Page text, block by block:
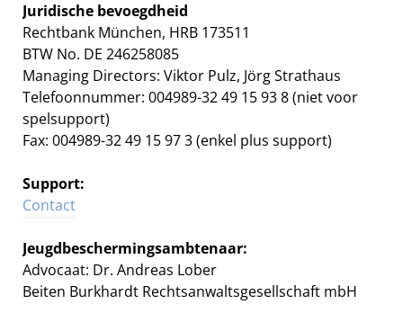
Juridische bevoegdheid
Rechtbank München, HRB 173511
BTW No. DE 246258085
Managing Directors: Viktor Pulz, Jörg Strathaus
Telefoonnummer: 004989-32 49 15 93 8 (niet voor
spelsupport)
Fax: 004989-32 49 15 97 3 (enkel plus support)
Support:
Contact
Jeugdbeschermingsambtenaar:
Advocaat: Dr. Andreas Lober
Beiten Burkhardt Rechtsanwaltsgesellschaft mbH